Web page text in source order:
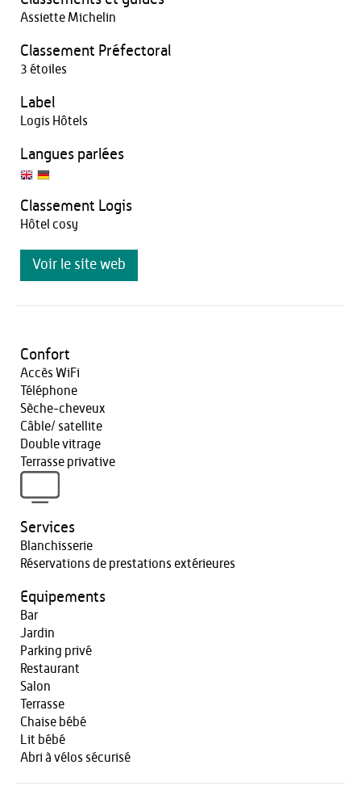
Assiette Michelin
Classement Préfectoral
3 étoiles
Label
Logis Hôtels
Langues parlées
Classement Logis
Hôtel cosy
Voir le site web
Confort
Accès WiFi
Téléphone
Sèche-cheveux
Câble/ satellite
Double vitrage
Terrasse privative
Services
Blanchisserie
Réservations de prestations extérieures
Equipements
Bar
Jardin
Parking privé
Restaurant
Salon
Terrasse
Chaise bébé
Lit bébé
Abri à vélos sécurisé